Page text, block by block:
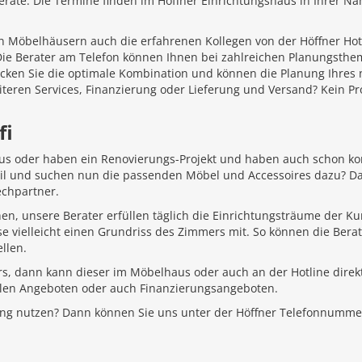
auch die erfahrenen Kollegen von der Höffner
Berater am Telefon können Ihnen bei zahlreichen
Sie die optimale Kombination und können die Planung
Services, Finanzierung oder Lieferung und Versand? Kein
oder haben ein Renovierungs-Projekt und haben auch schon
und suchen nun die passenden Möbel und Accessoires dazu?
unsere Berater erfüllen täglich die Einrichtungsträume der
einen Grundriss des Zimmers mit. So können die
dann kann dieser im Möbelhaus oder auch an der Hotline
Angeboten oder auch Finanzierungsangeboten.
nutzen? Dann können Sie uns unter der Höffner